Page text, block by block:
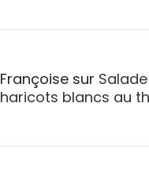
Françoisesur
haricots blancs au